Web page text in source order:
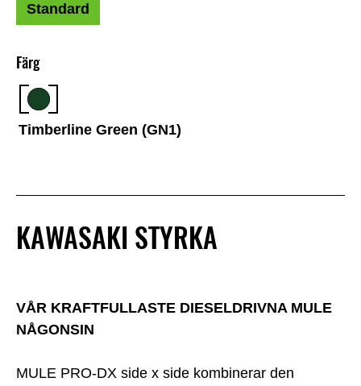
KAWASAKI STYRKA
VÅR KRAFTFULLASTE DIESELDRIVNA MULE
NÅGONSIN
MULE PRO-DX side x side kombinerar den
Färg
Timberline Green (GN1)
Standard